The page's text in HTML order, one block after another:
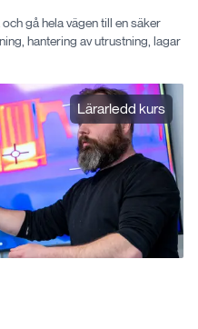
gå hela vägen till en säker
hantering av utrustning, lagar
Lärarledd kurs